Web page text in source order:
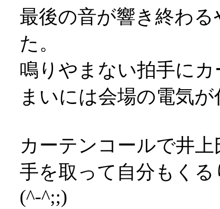
最後の音が響き終わ
た。
鳴りやまない拍手に
まいには会場の電気
カーテンコールで井
手を取って自分もく
(^-^;;)